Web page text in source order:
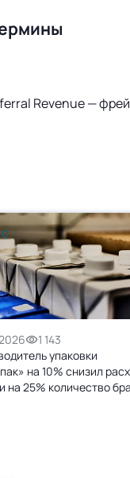
Revenue —
1 143
упаковки
на 10% снизил
на 25% количество